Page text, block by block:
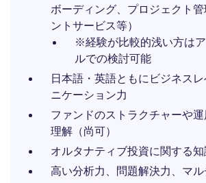
ボーディング、プロジェクト
ントサービス等）
※経験が比較的浅い方は
ルでの検討可能
日本語・英語ともにビジネス
ニケーション力
ファンドのストラクチャーや
理解（尚可）
オルタナティブ投資に関する知
高い分析力、問題解決力、マ